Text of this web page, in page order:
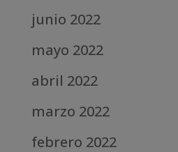
junio 2022
mayo 2022
abril 2022
marzo 2022
febrero 2022